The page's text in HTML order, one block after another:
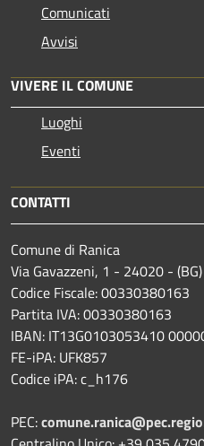
Comunicati
Avvisi
VIVERE IL COMUNE
Luoghi
Eventi
CONTATTI
Comune di Ranica
Via Gavazzeni, 1 - 24020 - (BG)
Codice Fiscale: 00330380163
Partita IVA: 00330380163
IBAN: IT13G0103053410
FE-iPA: UFK857
Codice iPA: c_h176
PEC: